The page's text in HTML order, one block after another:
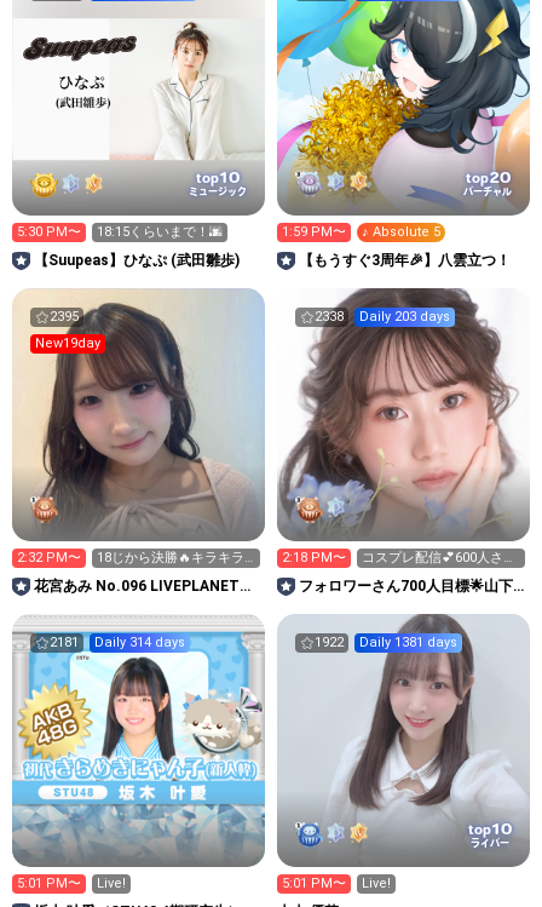
top10
ミュージック
5:30 PM〜 18:15くらいまで！🌆
【Suupeas】ひなぷ (武田雛歩)
top20
バーチャル
1:59 PM〜 ♪ Absolute 5
【もうすぐ3周年🎉】八雲立つ！
2395
New19day
2:32 PM〜
18じから決勝🔥キラキラ
以外のギフト温存してほ
花宮あみ No.096 LIVEPLANET新
2338 Daily 203 days
2:18 PM〜
コスプレ配信💕600人さん
達成企画🎉クイズ中✍🏻
フォロワーさん700人目標🌟山下
2181 Daily 314 days
5:01 PM〜 Live!
1922 Daily 1381 days
top10
ライバー
5:01 PM〜 Live!